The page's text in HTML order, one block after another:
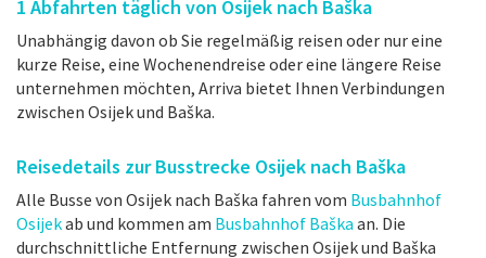
1 Abfahrten täglich von Osijek nach Baška
Unabhängig davon ob Sie regelmäßig reisen oder nur eine
kurze Reise, eine Wochenendreise oder eine längere Reise
unternehmen möchten, Arriva bietet Ihnen Verbindungen
zwischen Osijek und Baška.
Reisedetails zur Busstrecke Osijek nach Baška
Alle Busse von Osijek nach Baška fahren vom Busbahnhof
Osijekab und kommen am Busbahnhof Baška an. Die
durchschnittliche Entfernung zwischen Osijek und Baška